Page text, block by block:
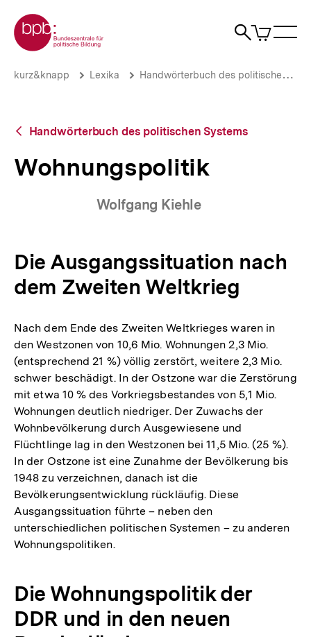
zum
Seiteninhalt
springen
Zur Startseite der bpb
Suche
Artikel
im
Wohnungspolitik
Brotkrümelnavigation
Pfadnavigation
kurz&knapp Lexika Handwörterbuch des politischen Systems
Zurück
Übersicht
Handwörterbuch des politischen Systems
Wohnungspolitik
Wolfgang Kiehle
Die Ausgangssituation nach
dem Zweiten Weltkrieg
Nach dem Ende des Zweiten Weltkrieges waren in
den Westzonen von 10,6 Mio. Wohnungen 2,3 Mio.
(entsprechend 21 %) völlig zerstört, weitere 2,3 Mio.
schwer beschädigt. In der Ostzone war die Zerstörung
mit etwa 10 % des Vorkriegsbestandes von 5,1 Mio.
Wohnungen deutlich niedriger. Der Zuwachs der
Wohnbevölkerung durch Ausgewiesene und
Flüchtlinge lag in den Westzonen bei 11,5 Mio. (25 %).
In der Ostzone ist eine Zunahme der Bevölkerung bis
1948 zu verzeichnen, danach ist die
Bevölkerungsentwicklung rückläufig. Diese
Ausgangssituation führte – neben den
unterschiedlichen politischen Systemen – zu anderen
Wohnungspolitiken.
Die Wohnungspolitik der
DDR und in den neuen